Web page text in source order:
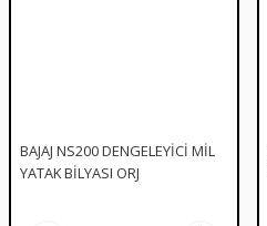
BAJAJ NS200 DENGELEYİCİ MİL
YATAK BİLYASI ORJ